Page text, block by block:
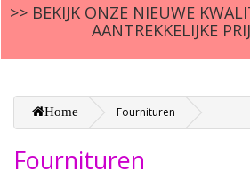
>> BEKIJK ONZE NIEUWE
AANTREKKELIJKE
Home Fournituren
Fournituren